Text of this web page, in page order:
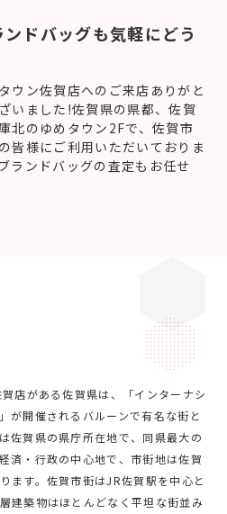
ンドバッグも気軽にどう
ウン佐賀店へのご来店ありがと
いました!佐賀県の県都、佐賀
北のゆめタウン2Fで、佐賀市
皆様にご利用いただいておりま
ランドバッグの査定もお任せ
店がある佐賀県は、「インターナシ
が開催されるバルーンで有名な街と
佐賀県の県庁所在地で、同県最大の
済・行政の中心地で、市街地は佐賀
ます。佐賀市街はJR佐賀駅を中心と
建築物はほとんどなく平坦な街並み